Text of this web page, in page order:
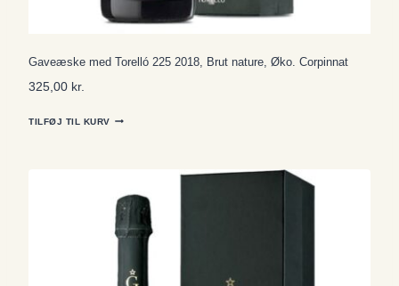
Gaveæske med Torelló 225 2018, Brut nature, Øko. Corpinnat
325,00 kr.
TILFØJ TIL KURV